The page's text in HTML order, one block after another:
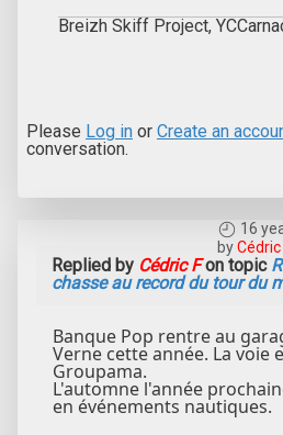
Breizh Skiff Project,
Please Log in or Create an
conversation.
16
byCédric
Replied by Cédric Fon topic
chasse au record du tour du
Banque Pop rentre au
Verne cette année. La voie
Groupama.
L'automne l'année
en événements nautiques.